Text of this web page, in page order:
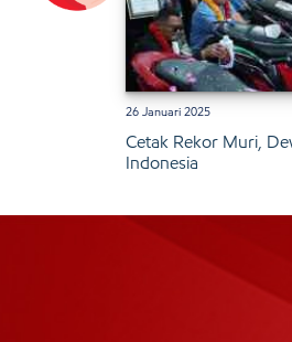
26 Januari 2025
Cetak Rekor Muri,
Indonesia